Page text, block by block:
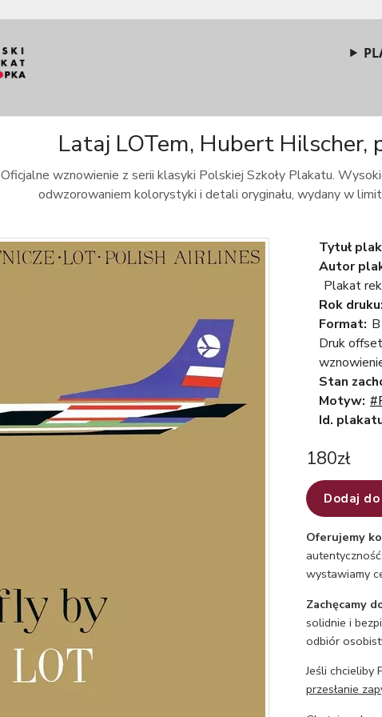
Lataj LOTem, Hubert Hilscher,
Oficjalne wznowienie z serii klasyki Polskiej Szkoły Plakatu.
odwzorowaniem kolorystyki i detali oryginału, wydany w
Tytuł
Autor
Plakat
Rok druku:
Format:
Druk
Stan
Motyw:
Id.
180zł
Dodaj
Oferujemy
wystawiamy
Zachęcamy
solidnie i
odbiór
Jeśli chcieliby
przesłanie